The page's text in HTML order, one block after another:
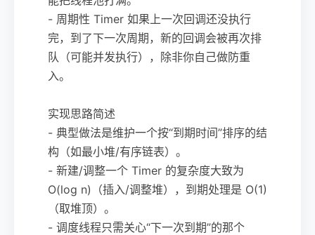
- 周期性 Timer 如果上一次回调还没执行
完，到了下一次周期，新的回调会被再次排
队（可能并发执行），除非你自己做防重
入。
实现思路简述
- 典型做法是维护一个按“到期时间”排序的结
构（如最小堆/有序链表）。
- 新建/调整一个 Timer 的复杂度大致为
O(log n)（插入/调整堆），到期处理是 O(1)
（取堆顶）。
- 调度线程只需关心“下一次到期”的那个